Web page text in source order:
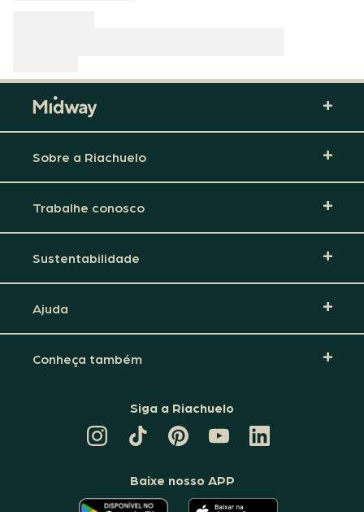
Sobre a Riachuelo
Trabalhe conosco
Sustentabilidade
Ajuda
Conheça também
Siga a Riachuelo
TIKTOK
DA
PINTEREST
DA
CANAL
DA
RIACHUELO
LINKEDIN
DA
Baixe nosso APP
O O